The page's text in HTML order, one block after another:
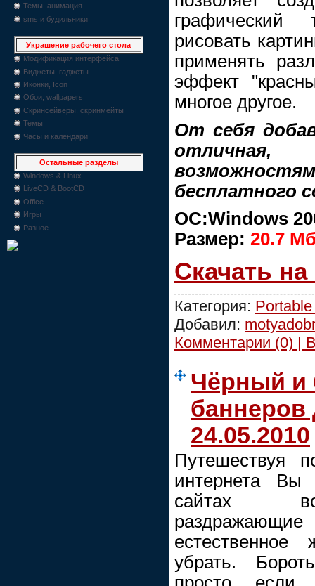
Темы, анимация
sms и будильники
Украшение рабочего стола
Модификация интерфейса
Виджеты, гаджеты
Иконки, Icon
Обои, wallpapers
Скринсейверы, скринмейты
Темы
Часы и календари
Остальные разделы
Windows & Linux
LiveCD & BootCD
Office
Игры
Разное
графический
рисовать
применять
эффект
многое другое.
От себя
отличная,
бесплатного
ОС:Windows
Размер: 20.7
Скачать
Категория:
Добавил:
Комментарии (0) |
Чёрный и
баннеров
24.05.2010
Путешествуя
интернета Вы
сайтах
убрать.